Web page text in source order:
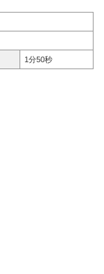
1分50秒